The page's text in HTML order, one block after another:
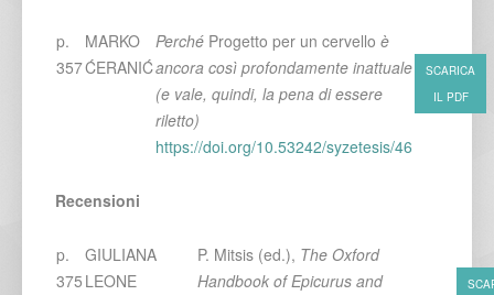
p.
357
MARKO
ĆERANIĆ
Perché Progetto per un cervello è
ancora così profondamente inattuale
(e vale, quindi, la pena di essere
riletto)
https://doi.org/10.53242/syzetesis/46
SCARICA
IL PDF
Recensioni
p.
375
GIULIANA
LEONE
P. Mitsis (ed.), The Oxford
Handbook of Epicurus and